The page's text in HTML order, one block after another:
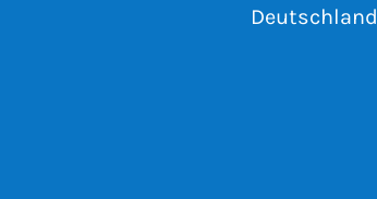
Deutschland